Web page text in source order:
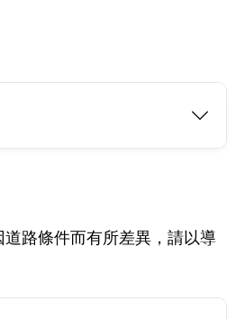
路條件而有所差異，請以導